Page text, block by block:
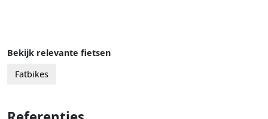
Bekijk relevante fietsen
Fatbikes